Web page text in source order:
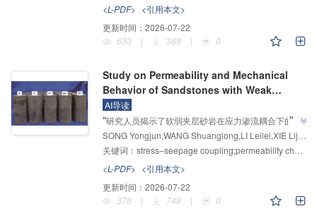
高温工程材料性能优化提供了依据。
<L-PDF> <引用本文>
更新时间： 2026-07-22
633
| 389 | 0
Study on Permeability and Mechanical
Behavior of Sandstones with Weak
Interlayers Under Stress‒Seepage
Coupling
AI导读
“研究人员揭示了软弱夹层砂岩在应力渗流耦合下的力
学与渗透特性，建立了不同倾角夹层岩样的破坏模式与
渗透率演化规律，为深部地下工程围岩稳定性评价和渗
流控制提供了理论基础。
”
关键词： stress‒seepage coupling;permeability characteristics;Weak intercalated layer;Mechanical behavior;acoustic emission
<L-PDF> <引用本文>
更新时间： 2026-07-22
376
| 748 | 0